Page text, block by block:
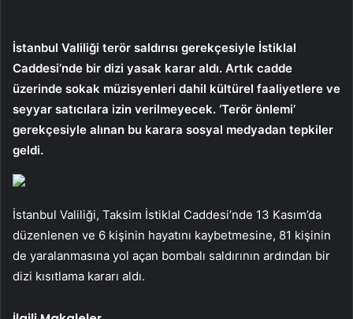
İstanbul Valiliği terör saldırısı gerekçesiyle İstiklal
Caddesi’nde bir dizi yasak karar aldı. Artık cadde
üzerinde sokak müzisyenleri dahil kültürel faaliyetlere ve
seyyar satıcılara izin verilmeyecek. ‘Terör önlemi’
gerekçesiyle alınan bu karara sosyal medyadan tepkiler
geldi.
İstanbul Valiliği, Taksim İstiklal Caddesi’nde 13 Kasım’da
düzenlenen ve 6 kişinin hayatını kaybetmesine, 81 kişinin
de yaralanmasına yol açan bombalı saldırının ardından bir
dizi kısıtlama kararı aldı.